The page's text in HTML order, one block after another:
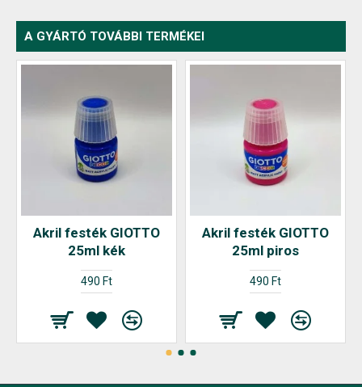
A GYÁRTÓ TOVÁBBI TERMÉKEI
Akril festék GIOTTO
25ml kék
490 Ft
Akril festék GIOTTO
25ml piros
490 Ft